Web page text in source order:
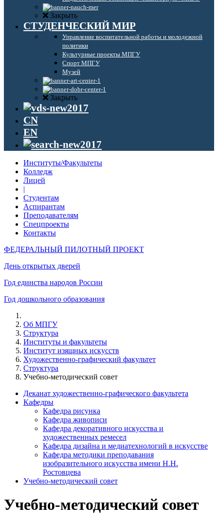
Закрыть
СТУДЕНЧЕСКИЙ МИР
Управление воспитательной работы и молодежной
политики
Культурные проекты МПГУ
Спорт МПГУ
Музей
Закрыть
CN
EN
Институты/Факультеты
Колледж
Лицей
|
Студентам
Аспирантам
Преподавателям
Спецпроекты
Контакты
ФЕДЕРАЛЬНЫЙ ПИЛОТНЫЙ ПРОЕКТ
День открытых дверей
Год единства народов России
Год дошкольного образования
Об МПГУ
Структура
Институты и факультеты
Институт изящных искусств
Художественно-графический факультет
Структура
Учебно-методический совет
Деканат художественно-графического факультета
Кафедры
Кафедра рисунка
Кафедра живописи
Кафедра декоративного искусства и
художественных ремесел
Кафедра дизайна и медиатехнологий в искусстве
Кафедра методики преподавания
изобразительного искусства имени Н.Н.
Ростовцева
Учебно-методический совет
Учебно-методический совет